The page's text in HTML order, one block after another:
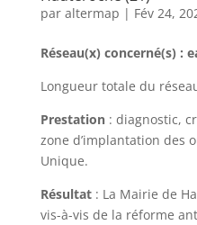
par altermap | Fév 24,
Réseau(x) concerné(s) :
Longueur totale du
Prestation: diagnostic,
zone d’implantation des
Unique.
Résultat: La Mairie de
vis-à-vis de la réforme